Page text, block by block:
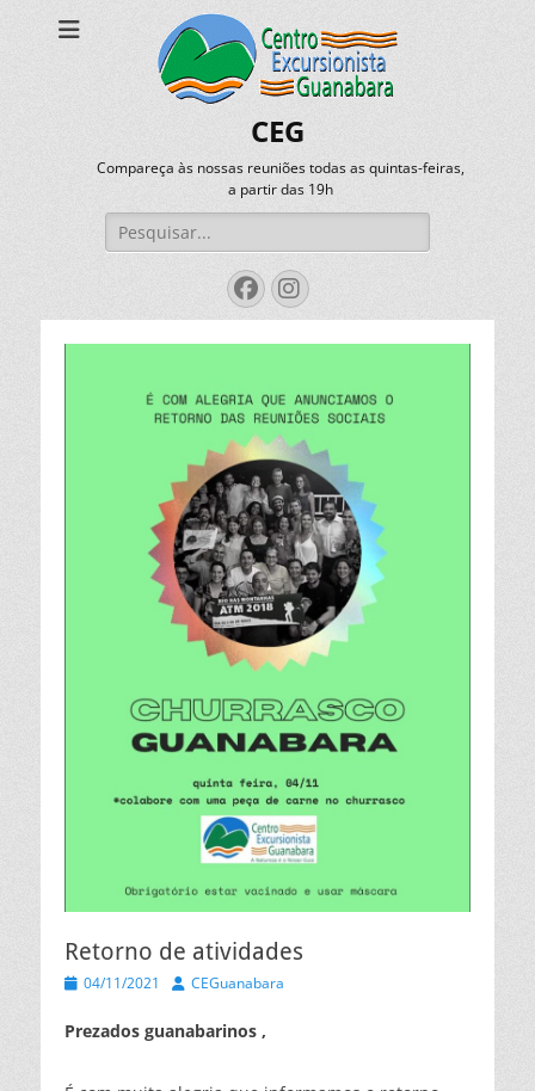
CEG
Compareça às nossas reuniões todas as quintas-feiras,
a partir das 19h
Pesquisar
por:
Facebook
Instagram
Retorno de atividades
Posted
04/11/2021 AutorCEGuanabara
Prezados guanabarinos ,